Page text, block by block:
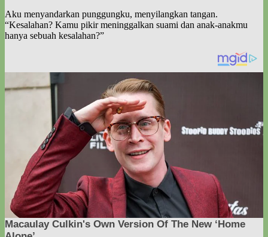
Aku menyandarkan punggungku, menyilangkan tangan.
“Kesalahan? Kamu pikir meninggalkan suami dan anak-anakmu
hanya sebuah kesalahan?”